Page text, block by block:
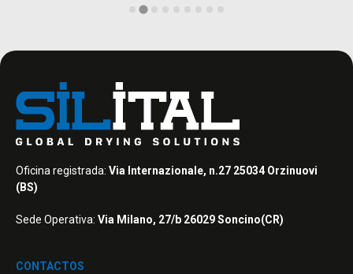
Oficina registrada: Via Internazionale, n.27 25034 Orzinuovi
(BS)
Sede Operativa: Via Milano, 27/b 26029 Soncino(CR)
CONTACTOS